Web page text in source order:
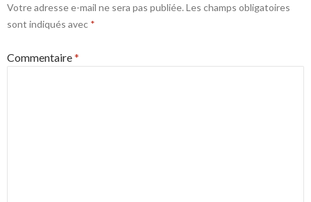
Votre adresse e-mail ne sera pas publiée. Les champs obligatoires
sont indiqués avec *
Commentaire*